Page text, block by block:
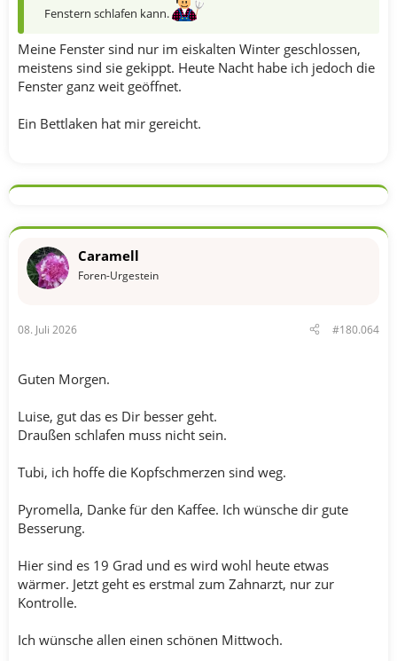
Fenstern schlafen kann.
Meine Fenster sind nur im eiskalten Winter geschlossen,
meistens sind sie gekippt. Heute Nacht habe ich jedoch die
Fenster ganz weit geöffnet.
Ein Bettlaken hat mir gereicht.
Caramell
Foren-Urgestein
08. Juli 2026 #180.064
Guten Morgen.
Luise, gut das es Dir besser geht.
Draußen schlafen muss nicht sein.
Tubi, ich hoffe die Kopfschmerzen sind weg.
Pyromella, Danke für den Kaffee. Ich wünsche dir gute
Besserung.
Hier sind es 19 Grad und es wird wohl heute etwas
wärmer. Jetzt geht es erstmal zum Zahnarzt, nur zur
Kontrolle.
Ich wünsche allen einen schönen Mittwoch.